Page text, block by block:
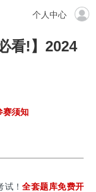
个人中心
看!】2024
赛须知
试！全套题库免费开